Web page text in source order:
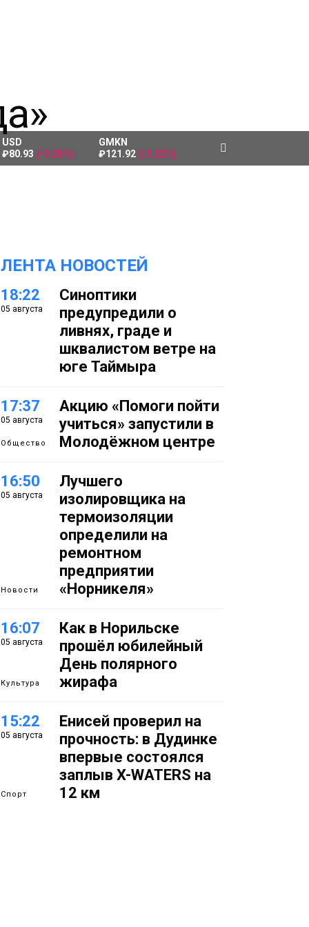
USD
₽80.93 (-0.25%)
GMKN
₽121.92 (-3.22%)
ЛЕНТА НОВОСТЕЙ
18:22
05 августа
Синоптики
предупредили о
ливнях, граде и
шквалистом ветре на
юге Таймыра
17:37
05 августа
Общество
Акцию «Помоги пойти
учиться» запустили в
Молодёжном центре
16:50
05 августа
Новости
Лучшего
изолировщика на
термоизоляции
определили на
ремонтном
предприятии
«Норникеля»
16:07
05 августа
Культура
Как в Норильске
прошёл юбилейный
День полярного
жирафа
15:22
05 августа
Спорт
Енисей проверил на
прочность: в Дудинке
впервые состоялся
заплыв X-WATERS на
12 км